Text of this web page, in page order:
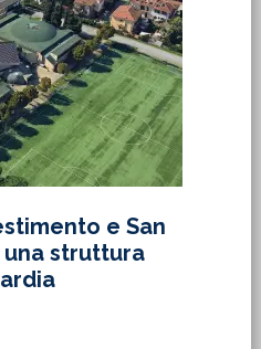
e San
struttura